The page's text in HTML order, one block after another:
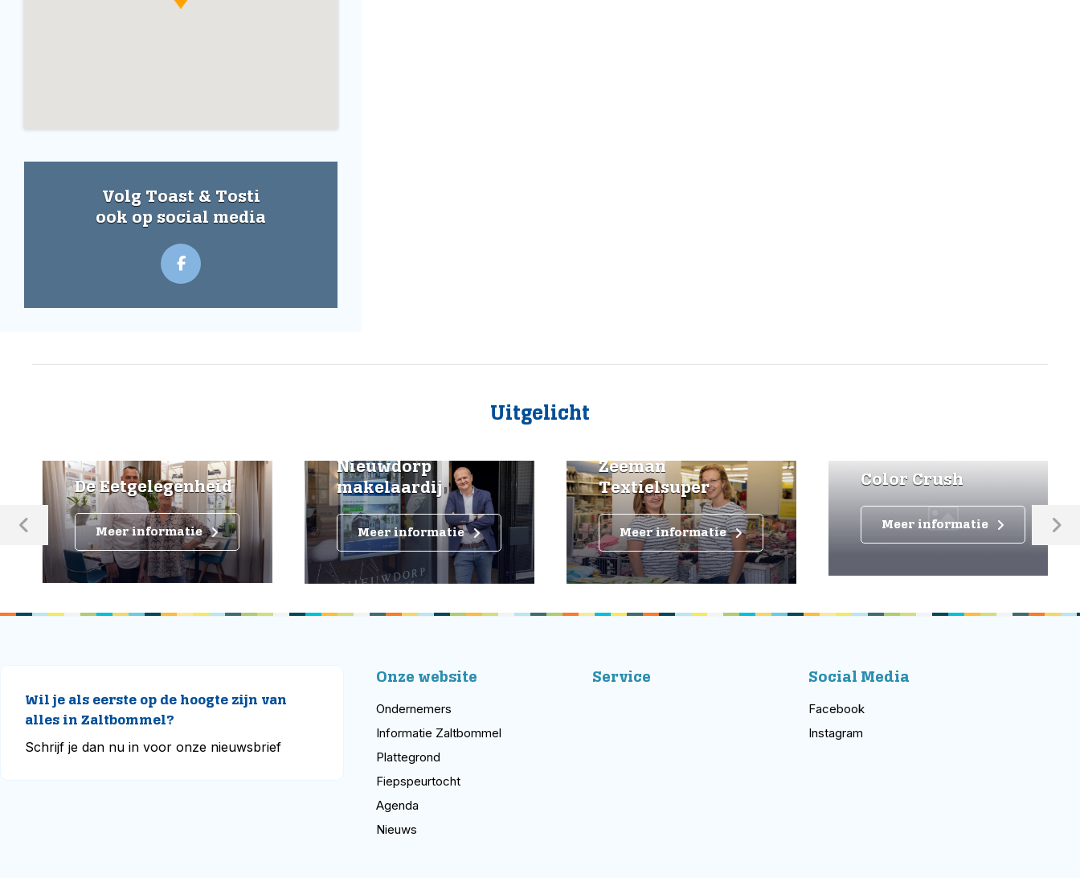
Volg Toast & Tosti
ook op social media
Uitgelicht
De Eetgelegenheid
Meer informatie
Nieuwdorp
makelaardij
Meer informatie
Zeeman
Textielsuper
Meer informatie
Color Crush
Meer informatie
Wil je als eerste op de hoogte zijn van
alles in Zaltbommel?
Schrijf je dan nu in voor onze nieuwsbrief
Onze website
Ondernemers
Informatie Zaltbommel
Plattegrond
Fiepspeurtocht
Agenda
Nieuws
Service Social Media
Facebook
Instagram